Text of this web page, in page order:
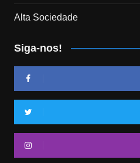
Alta Sociedade
Siga-nos!